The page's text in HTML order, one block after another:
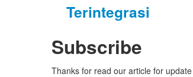
Terintegrasi
Subscribe
Thanks for read our article for